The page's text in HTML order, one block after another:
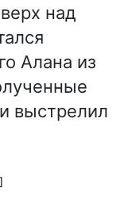
над
Алана из
выстрелил
]